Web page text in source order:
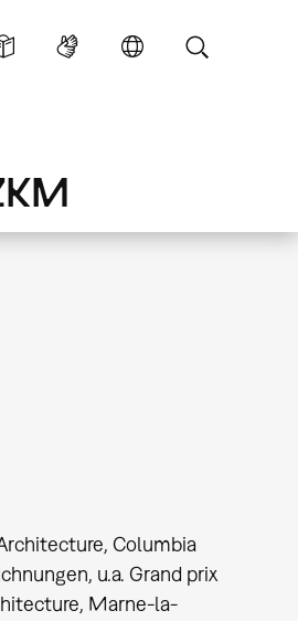
Columbia
u.a. Grand prix
Marne-la-